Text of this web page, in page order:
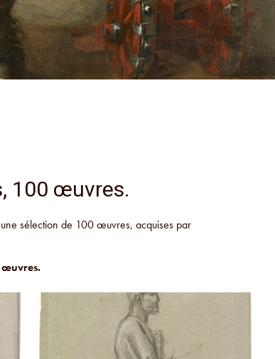
100 œuvres.
sélection de 100 œuvres, acquises par
œuvres.